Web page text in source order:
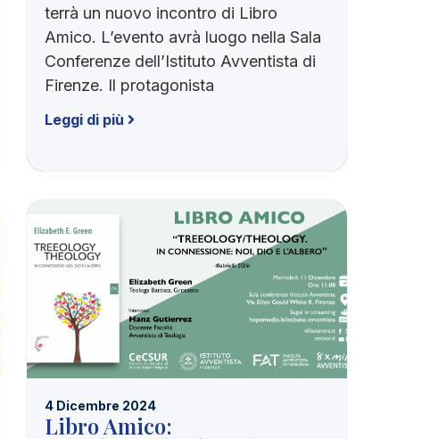
terrà un nuovo incontro di Libro
Amico. L’evento avrà luogo nella Sala
Conferenze dell’Istituto Avventista di
Firenze. Il protagonista
Leggi di più
4 Dicembre 2024
Libro Amico: